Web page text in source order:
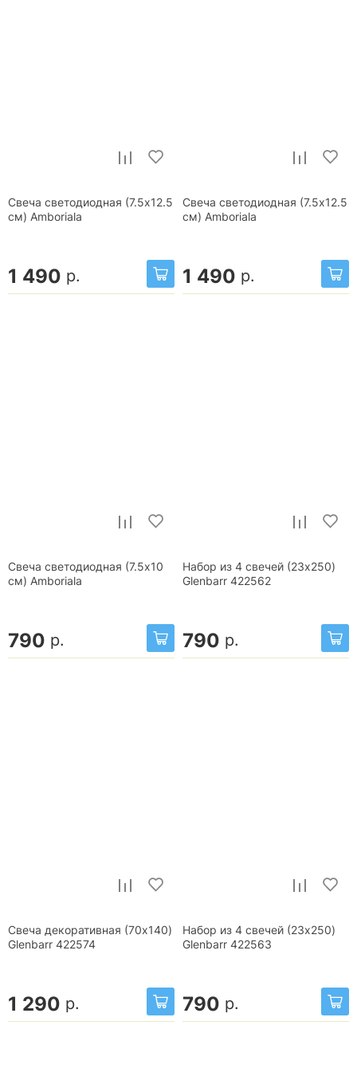
Свеча светодиодная (7.5х12.5
см) Amboriala
1 490 р.
Свеча светодиодная (7.5х12.5
см) Amboriala
1 490 р.
Свеча светодиодная (7.5х10
см) Amboriala
790 р.
Набор из 4 свечей (23x250)
Glenbarr 422562
790 р.
Свеча декоративная (70x140)
Glenbarr 422574
1 290 р.
Набор из 4 свечей (23x250)
Glenbarr 422563
790 р.